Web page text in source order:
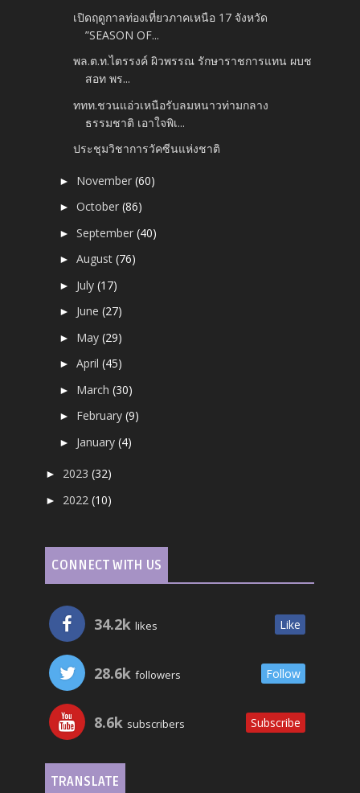
เปิดฤดูกาลท่องเที่ยวภาคเหนือ 17 จังหวัด
”SEASON OF...
พล.ต.ท.ไตรรงค์ ผิวพรรณ รักษาราชการแทน ผบช
สอท พร...
ททท.ชวนแอ่วเหนือรับลมหนาวท่ามกลาง
ธรรมชาติ เอาใจพิเ...
ประชุมวิชาการวัคซีนแห่งชาติ
► November(60)
►October(86)
►September(40)
►August(76)
► July(17)
► June(27)
► May(29)
►April(45)
► March(30)
► February(9)
► January(4)
► 2023(32)
► 2022(10)
CONNECT WITH US
34.2k likes Like
28.6k followers Follow
8.6k subscribers Subscribe
TRANSLATE